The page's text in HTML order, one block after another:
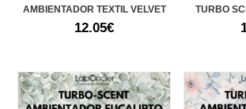
AMBIENTADOR TEXTIL VELVET
12.05€
TURBO